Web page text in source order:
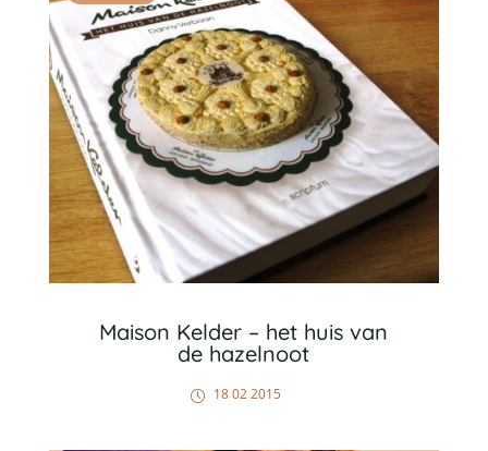
Maison Kelder – het huis van
de hazelnoot
18 02 2015